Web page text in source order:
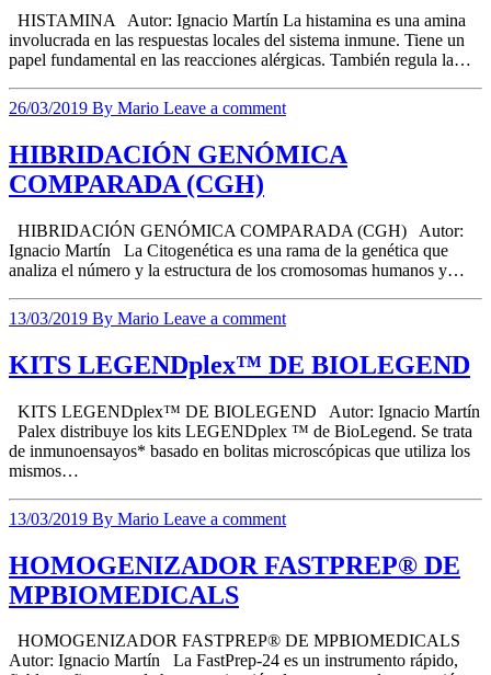
HISTAMINA Autor: Ignacio Martín La histamina es una amina
involucrada en las respuestas locales del sistema inmune. Tiene un
papel fundamental en las reacciones alérgicas. También regula la…
26/03/2019 By Mario Leave a comment
HIBRIDACIÓN GENÓMICA
COMPARADA (CGH)
HIBRIDACIÓN GENÓMICA COMPARADA (CGH) Autor:
Ignacio Martín La Citogenética es una rama de la genética que
analiza el número y la estructura de los cromosomas humanos y…
13/03/2019 By Mario Leave a comment
KITS LEGENDplex™ DE BIOLEGEND
KITS LEGENDplex™ DE BIOLEGEND Autor: Ignacio Martín
Palex distribuye los kits LEGENDplex ™ de BioLegend. Se trata
de inmunoensayos* basado en bolitas microscópicas que utiliza los
mismos…
13/03/2019 By Mario Leave a comment
HOMOGENIZADOR FASTPREP® DE
MPBIOMEDICALS
HOMOGENIZADOR FASTPREP® DE MPBIOMEDICALS
Autor: Ignacio Martín La FastPrep-24 es un instrumento rápido,